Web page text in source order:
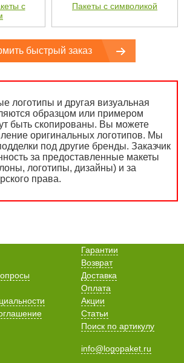
с
Пакеты с символикой
быстрый заказ
логотипы и другая визуальная
образцом или примером
быть скопированы. Вы можете
оригинальных логотипов. Мы
под другие бренды. Заказчик
за предоставленные макеты
логотипы, дизайны) и за
права.
Гарантии
Возврат
Доставка
Оплата
Акции
Статьи
Поиск по артикулу
info@logopaket.ru